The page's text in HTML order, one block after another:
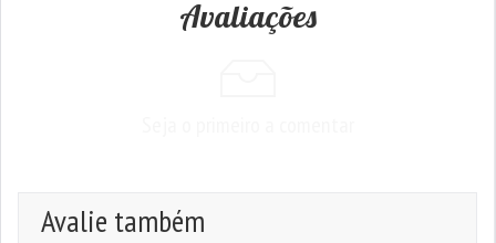
Avaliações
Avalie também